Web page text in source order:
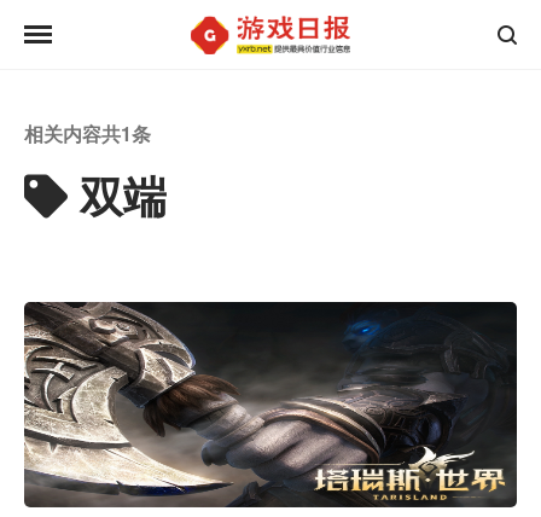
相关内容共1条
双端